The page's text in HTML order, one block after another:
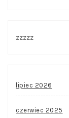
zzzzz
lipiec 2026
czerwiec 2025